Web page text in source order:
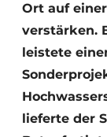
Ort auf
verstärken.
leistete
lieferte der